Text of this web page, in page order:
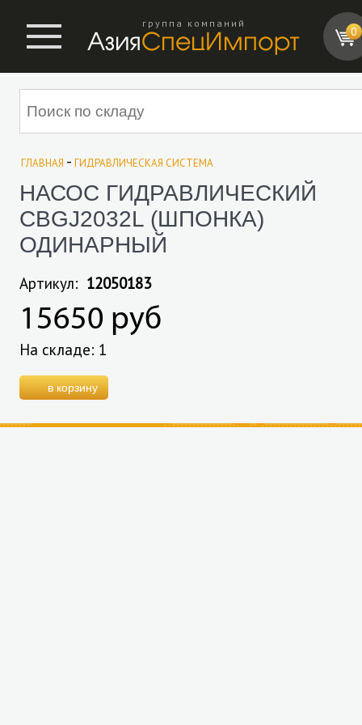
0
группа компаний
ГЛАВНАЯ - ГИДРАВЛИЧЕСКАЯ СИСТЕМА
НАСОС ГИДРАВЛИЧЕСКИЙ
CBGJ2032L (ШПОНКА)
ОДИНАРНЫЙ
Артикул: 12050183
15650 руб
На складе: 1